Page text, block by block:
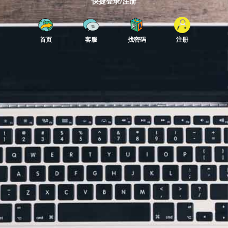
首页 客服 找密码 注册